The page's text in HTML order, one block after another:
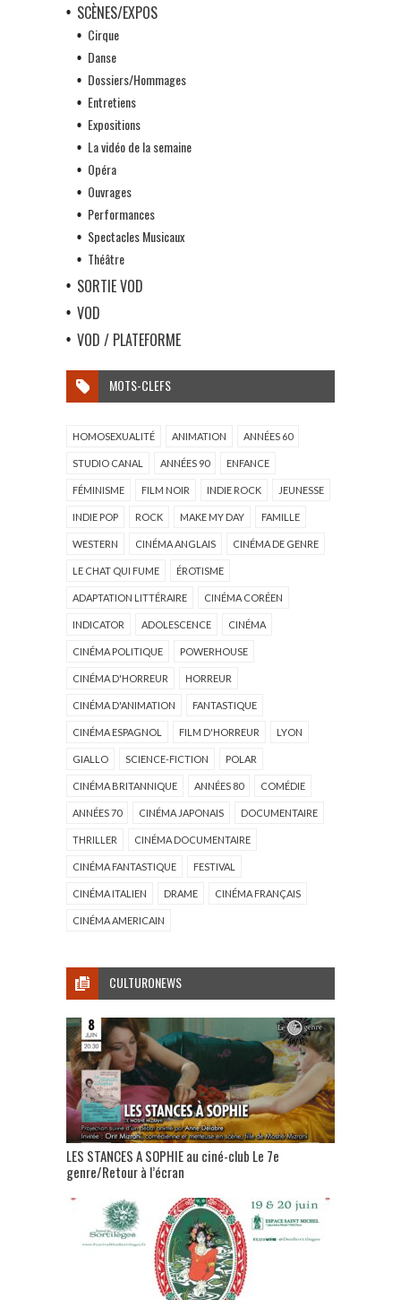
SCÈNES/EXPOS
Cirque
Danse
Dossiers/Hommages
Entretiens
Expositions
La vidéo de la semaine
Opéra
Ouvrages
Performances
Spectacles Musicaux
Théâtre
SORTIE VOD
VOD
VOD / PLATEFORME
MOTS-CLEFS
HOMOSEXUALITÉ ANIMATION ANNÉES 60
STUDIO CANAL ANNÉES 90 ENFANCE
FÉMINISME FILM NOIR INDIE ROCK JEUNESSE
INDIE POP ROCK MAKE MY DAY FAMILLE
WESTERN CINÉMA ANGLAIS CINÉMA DE GENRE
LE CHAT QUI FUME ÉROTISME
ADAPTATION LITTÉRAIRE CINÉMA CORÉEN
INDICATOR ADOLESCENCE CINÉMA
CINÉMA POLITIQUE POWERHOUSE
CINÉMA D'HORREUR HORREUR
CINÉMA D'ANIMATION FANTASTIQUE
CINÉMA ESPAGNOL FILM D'HORREUR LYON
GIALLO SCIENCE-FICTION POLAR
CINÉMA BRITANNIQUE ANNÉES 80 COMÉDIE
ANNÉES 70 CINÉMA JAPONAIS DOCUMENTAIRE
THRILLER CINÉMA DOCUMENTAIRE
CINÉMA FANTASTIQUE FESTIVAL
CINÉMA ITALIEN DRAME CINÉMA FRANÇAIS
CINÉMA AMERICAIN
CULTURONEWS
LES STANCES A SOPHIE au ciné-club Le 7e
genre/Retour à l’écran